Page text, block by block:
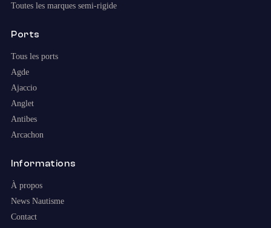
Toutes les marques semi-rigide
Ports
Tous les ports
Agde
Ajaccio
Anglet
Antibes
Arcachon
Informations
À propos
News Nautisme
Contact